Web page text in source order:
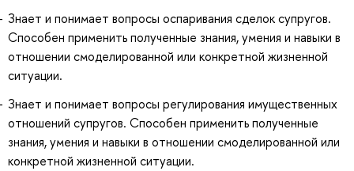
Знает и понимает вопросы оспаривания сделок супругов.
Способен применить полученные знания, умения и навыки в
отношении смоделированной или конкретной жизненной
ситуации.
Знает и понимает вопросы регулирования имущественных
отношений супругов. Способен применить полученные
знания, умения и навыки в отношении смоделированной или
конкретной жизненной ситуации.